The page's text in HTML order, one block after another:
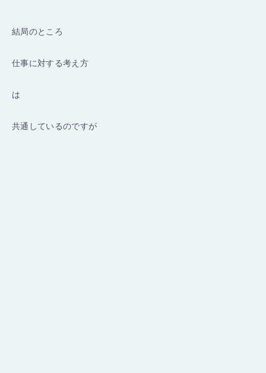
結局のところ
仕事に対する考え方
は
共通しているのですが